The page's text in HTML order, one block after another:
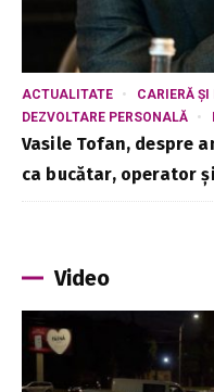
ACTUALITATE
CARIERĂ ȘI
DEZVOLTARE PERSONALĂ
Vasile Tofan, despre
ca bucătar, operator
Video